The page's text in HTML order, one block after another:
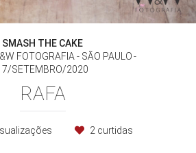
SMASH THE CAKE
FOTOGRAFIA - SÃO PAULO
SETEMBRO/2020
RAFA
2 curtidas